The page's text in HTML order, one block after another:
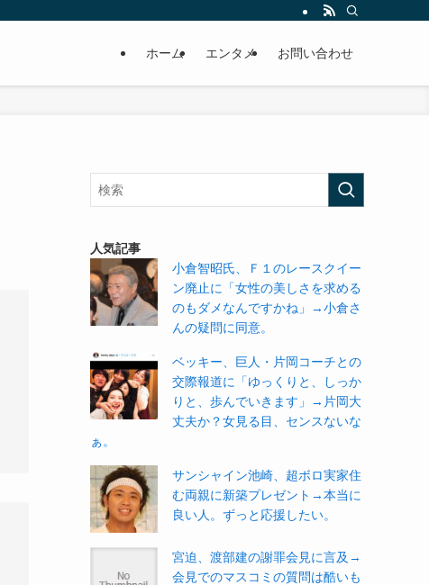
ホーム エンタメ お問い合わせ
人気記事
小倉智昭氏、Ｆ１のレースクイー
ン廃止に「女性の美しさを求める
のもダメなんですかね」→小倉さ
んの疑問に同意。
ベッキー、巨人・片岡コーチとの
交際報道に「ゆっくりと、しっか
りと、歩んでいきます」→片岡大
丈夫か？女見る目、センスないな
ぁ。
サンシャイン池崎、超ボロ実家住
む両親に新築プレゼント→本当に
良い人。ずっと応援したい。
宮迫、渡部建の謝罪会見に言及→
会見でのマスコミの質問は酷いも